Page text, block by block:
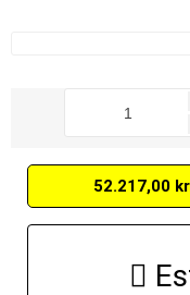
52.217,00